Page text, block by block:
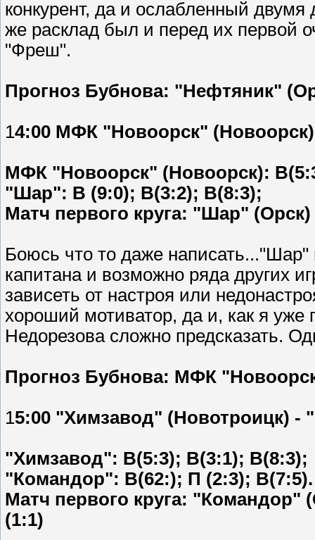
конкурент, да и ослабленный
же расклад был и перед их первой
"Фреш".
Прогноз Бубнова: "Нефтяник"
14:00 МФК "Новоорск"
МФК "Новоорск" (Новоорск):
"Шар": В (9:0); В(3:2); В(8:3);
Матч первого круга: "Шар"
Боюсь что то даже написать..."Шар"
капитана и возможно ряда других
зависеть от настроя или
хороший мотиватор, да и, как я уже
Недорезова сложно предсказать.
Прогноз Бубнова: МФК
15:00 "Химзавод" (Новотроицк) -
"Химзавод": В(5:3); В(3:1); В(8:3);
"Командор": В(62:); П (2:3); В(7:5).
Матч первого круга: "Командор"
(1:1)